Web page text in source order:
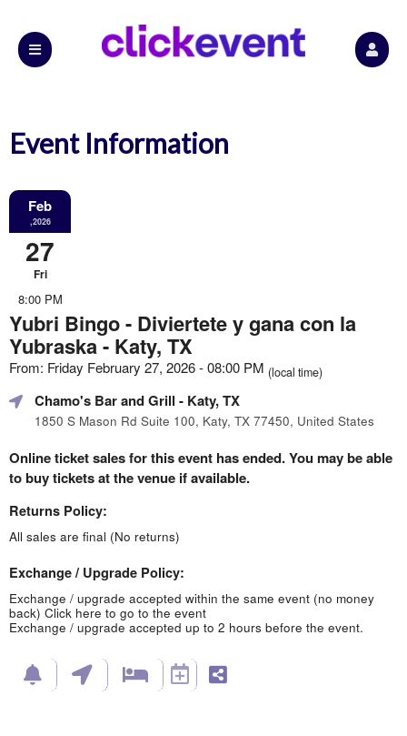
Event Information
Feb
,2026
27
Fri
8:00 PM
Yubri Bingo - Diviertete y gana con la
Yubraska - Katy, TX
From: Friday February 27, 2026 - 08:00 PM (local time)
Chamo's Bar and Grill - Katy, TX
1850 S Mason Rd Suite 100, Katy, TX 77450, United States
Online ticket sales for this event has ended. You may be able
to buy tickets at the venue if available.
Returns Policy:
All sales are final (No returns)
Exchange / Upgrade Policy:
Exchange / upgrade accepted within the same event (no money
back) Click here to go to the event
Exchange / upgrade accepted up to 2 hours before the event.